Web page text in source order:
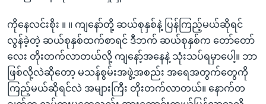
ကိုနေလင်းစိုး ။ ။ ကျနော်တို့ ဆယ်စုနှစ်နဲ့ ပြန်ကြည့်မယ်ဆိုရင်
လွန်ခဲ့တဲ့ ဆယ်စုနှစ်ထက်စာရင် ဒီဘက် ဆယ်စုနှစ်က တော်တော်
လေး တိုးတက်လာတယ်လို့ ကျနော့်အနေနဲ့ သုံးသပ်ရမှာပေါ့။ ဘာ
ဖြစ်လို့လဲဆိုတော့ မသန်စွမ်းအဖွဲ့အစည်း အရေအတွက်တွေကို
ကြည့်မယ်ဆိုရင်လဲ အများကြီး တိုးတက်လာတယ်။ နောက်တ